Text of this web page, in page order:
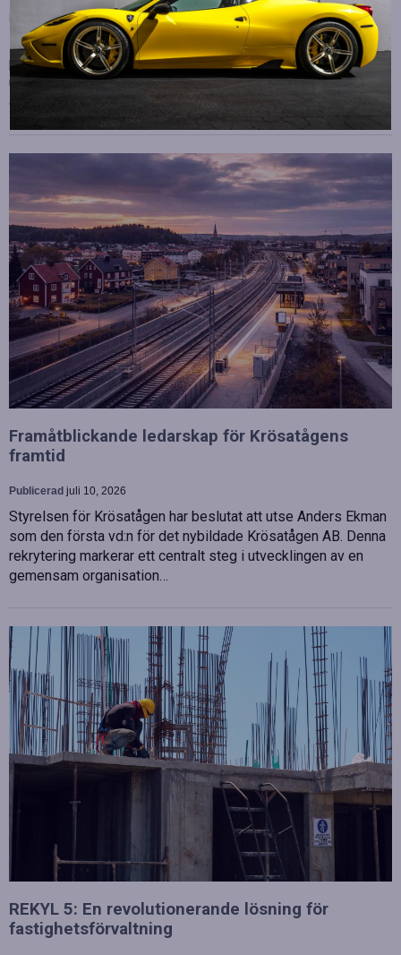
Publiceradjuli 10, 2026
E-sport har utvecklats från att vara en hobby till en
professionell disciplin där varje millisekund kan avgöra
utgången av en tävling. Spelare lägger stor vikt vid hårdvara
och spelmekaniker, men…
Framåtblickande ledarskap för Krösatågens
framtid
Publicerad juli 10, 2026
Styrelsen för Krösatågen har beslutat att utse Anders Ekman
som den första vd:n för det nybildade Krösatågen AB. Denna
rekrytering markerar ett centralt steg i utvecklingen av en
gemensam organisation…
REKYL 5: En revolutionerande lösning för
fastighetsförvaltning